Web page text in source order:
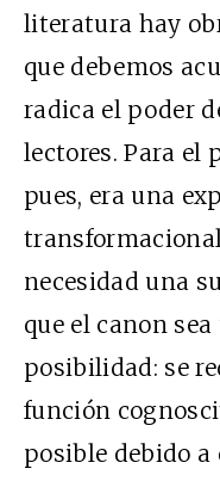
literatura hay
que debemos
radica el poder
lectores. Para el
pues, era una
necesidad una
que el canon
posibilidad: se
función
posible debido a